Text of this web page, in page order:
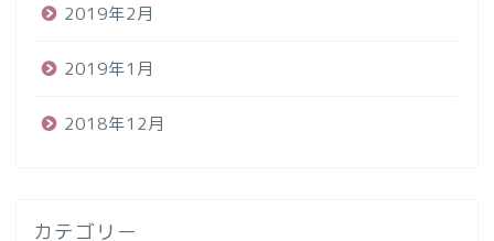
2019年2月
2019年1月
2018年12月
カテゴリー